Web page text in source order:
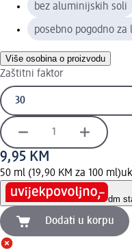
bez aluminijskih soli
posebno pogodno za
Više osobina o proizvodu
Zaštitni faktor
9,95 KM
50 ml (19,90 KM za 100 ml)
dm
Dodati u korpu